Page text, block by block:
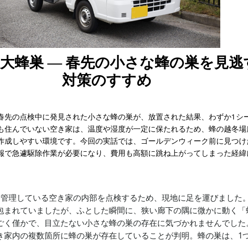
蜂巣 ― 春先の小さな蜂の巣を見逃
対策のすすめ
先の点検中に発見された小さな蜂の巣が、放置された結果、わずか1シ
んでいない空き家は、温度や湿度が一定に保たれるため、蜂の越冬場
成しやすい環境です。今回の実話では、ゴールデンウィーク前に見つ
で急遽駆除作業が必要になり、費用も高額に跳ね上がってしまった経
理している空き家の内部を点検するため、現地に足を運びました
れていましたが、ふとした瞬間に、狭い廊下の隅に微かに動く
く僅かで、目立たない小さな蜂の巣の存在に気づかれませんでし
内の複数箇所に蜂の巣が存在していることが判明。蜂の巣は、1